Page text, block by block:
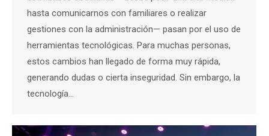
hasta comunicarnos con familiares o realizar
gestiones con la administración— pasan por el uso de
herramientas tecnológicas. Para muchas personas,
estos cambios han llegado de forma muy rápida,
generando dudas o cierta inseguridad. Sin embargo, la
tecnología…